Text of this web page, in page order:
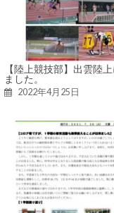
【陸上競技部】出雲陸
ました。
2022年4月25日